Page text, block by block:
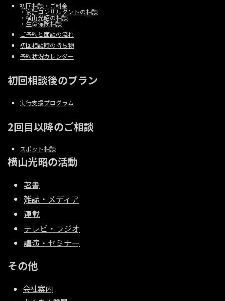
初回相談・ご料金
・家計コンサルタントの相談
・ 横山光昭の相談
・ 生命保険相談
ご予約と面談の流れ
初回相談時の持ち物
予約状況カレンダー
初回相談後のプラン
実行支援プログラム
2回目以降のご相談
スポット相談
横山光昭の活動
著書
雑誌・メディア
連載
テレビ・ラジオ
講演・セミナー
その他
会社案内